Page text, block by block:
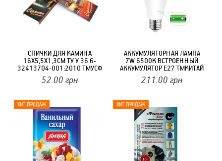
СПИЧКИ ДЛЯ КАМИНА
16Х5,5Х1,3СМ ТУ У 36.6-
32413704-001:2010 ТМУСФ
52.00 грн
АККУМУЛЯТОРНАЯ ЛАМПА
7W 6500K ВСТРОЕННЫЙ
АККУМУЛЯТОР E27 ТМКИТАЙ
211.00 грн